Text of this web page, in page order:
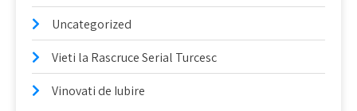
Uncategorized
Vieti la Rascruce Serial Turcesc
Vinovati de Iubire